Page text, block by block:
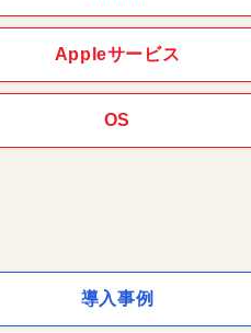
Appleサービス
OS
導入事例